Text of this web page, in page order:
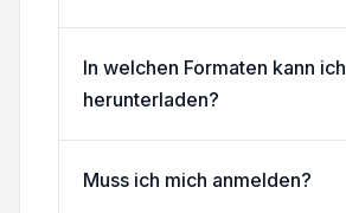
In welchen Formaten kann ich
herunterladen?
Muss ich mich anmelden?